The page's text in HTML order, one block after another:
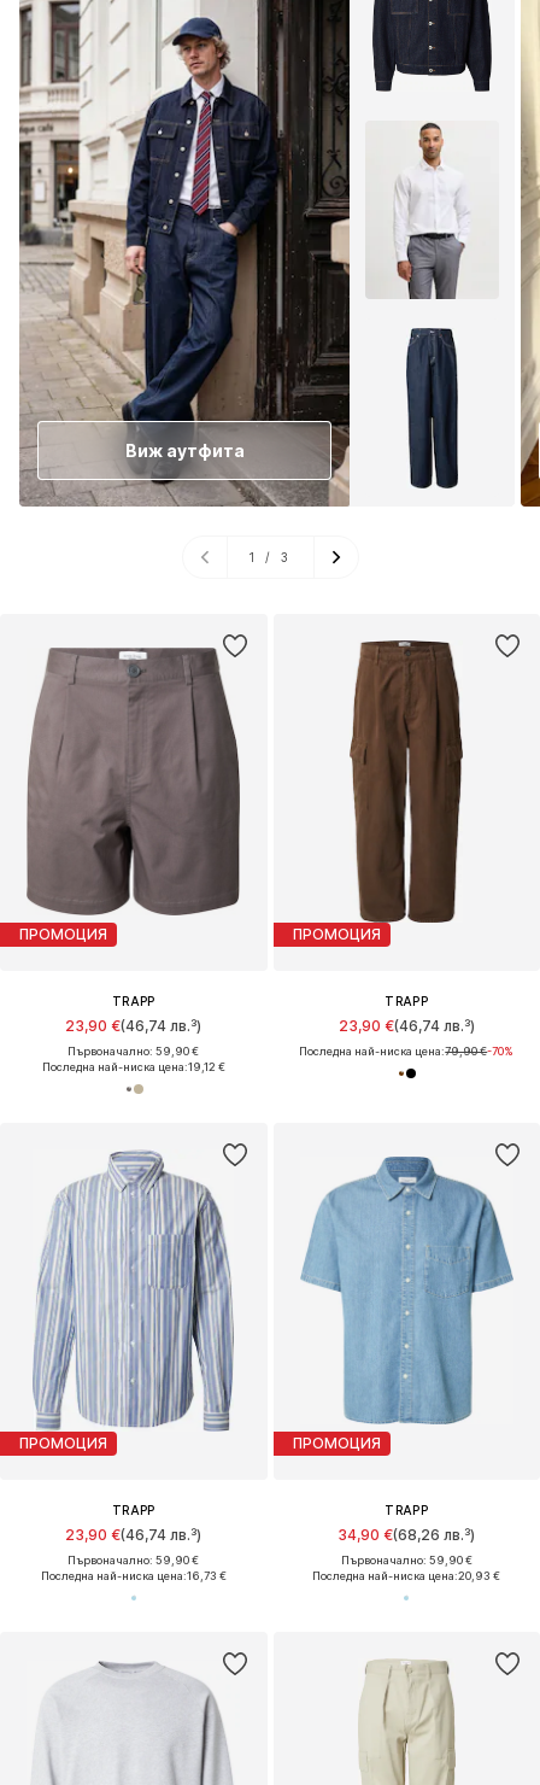
ПРОМОЦИЯ
TRAPP
23,90 €(46,74 лв.³)
Първоначално: 59,90 €
Последна най-ниска цена:19,12 €
ПРОМОЦИЯ
TRAPP
23,90 €(46,74 лв.³)
Последна най-ниска цена:79,90 €-70%
ПРОМОЦИЯ
TRAPP
23,90 €(46,74 лв.³)
Първоначално: 59,90 €
Последна най-ниска цена:16,73 €
ПРОМОЦИЯ
TRAPP
34,90 €(68,26 лв.³)
Първоначално: 59,90 €
Последна най-ниска цена:20,93 €
Виж аутфита
1 / 3